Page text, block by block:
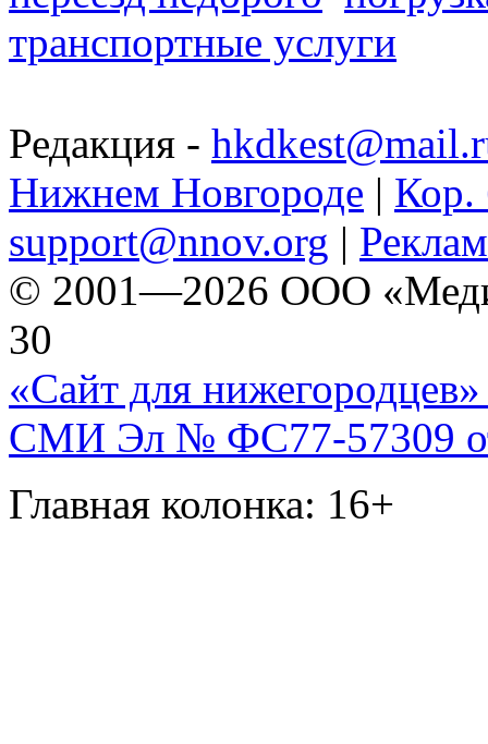
транспортные услуги
Редакция -
Нижнем Новгороде | Кор.
support@nnov.org |
© 2001—2026 ООО
30
«Сайт для нижегородцев»
СМИ Эл № ФС77-57309
Главная колонка: 16+